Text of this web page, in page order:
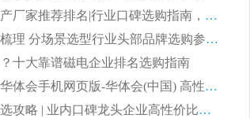
2026 国内平板磁选机靠谱生产厂家推荐排名|行业口碑选购指南，领域强者按需选设备
2026 磁选机靠谱生产厂家全梳理 分场景选型行业头部品牌选购参考攻略
十大靠谱磁电企业排名选购指南
2026 磁选机靠谱厂家排名｜华体会手机网页版-华体会(中国) 高性价比磁选机磁电品牌
2026 顺流河沙磁选机厂家挑选攻略 | 业内口碑龙头企业高性价比品牌推荐